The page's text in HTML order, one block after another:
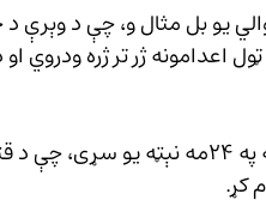
يو بل مثال و، چې د وېرې د
ژر تر ژره ودروي او
دا په داسې حال کې ده چې د طالبانو سترې محکمې د تله په
کړ.